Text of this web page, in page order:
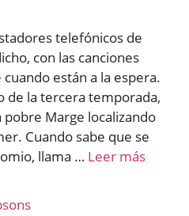
telefónicos de
con las canciones
están a la espera.
de la tercera temporada,
pobre Marge localizando
Cuando sabe que se
llama … Leer más